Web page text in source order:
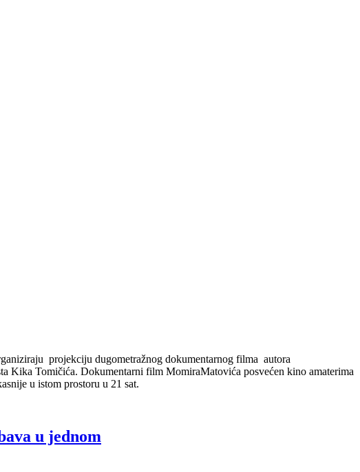
projekciju dugometražnog dokumentarnog filma autora
Tomičića. Dokumentarni film MomiraMatovića posvećen kino amaterima
u istom prostoru u 21 sat.
u jednom